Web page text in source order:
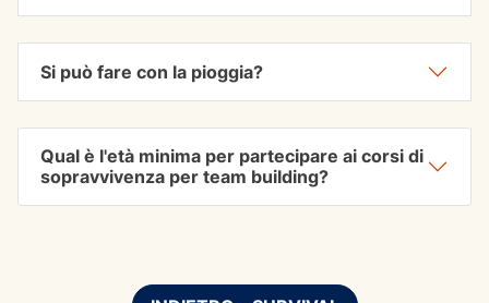
Si può fare con la pioggia?
Qual è l'età minima per partecipare ai corsi di
sopravvivenza per team building?